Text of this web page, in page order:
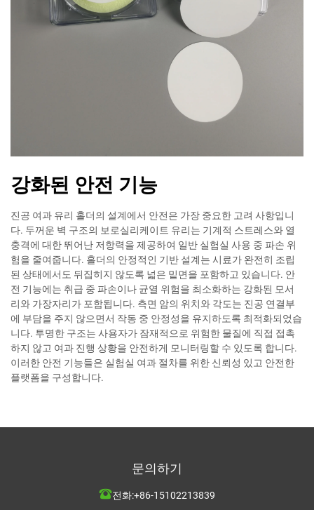
강화된 안전 기능
진공 여과 유리 홀더의 설계에서 안전은 가장 중요한 고려 사항입니
다. 두꺼운 벽 구조의 보로실리케이트 유리는 기계적 스트레스와 열
충격에 대한 뛰어난 저항력을 제공하여 일반 실험실 사용 중 파손 위
험을 줄여줍니다. 홀더의 안정적인 기반 설계는 시료가 완전히 조립
된 상태에서도 뒤집히지 않도록 넓은 밑면을 포함하고 있습니다. 안
전 기능에는 취급 중 파손이나 균열 위험을 최소화하는 강화된 모서
리와 가장자리가 포함됩니다. 측면 암의 위치와 각도는 진공 연결부
에 부담을 주지 않으면서 작동 중 안정성을 유지하도록 최적화되었습
니다. 투명한 구조는 사용자가 잠재적으로 위험한 물질에 직접 접촉
하지 않고 여과 진행 상황을 안전하게 모니터링할 수 있도록 합니다.
이러한 안전 기능들은 실험실 여과 절차를 위한 신뢰성 있고 안전한
플랫폼을 구성합니다.
문의하기
전화:+86-15102213839